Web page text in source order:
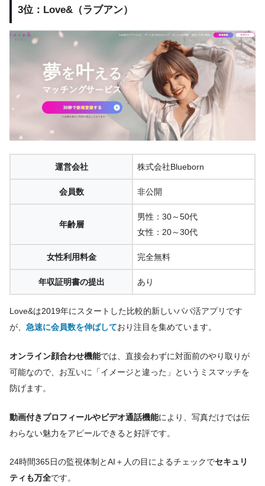
3位：Love&（ラブアン）
運営会社 株式会社Blueborn
会員数 非公開
年齢層
男性：30～50代
女性：20～30代
女性利用料金 完全無料
年収証明書の提出 あり
Love&は2019年にスタートした比較的新しいパパ活アプリです
が、 急速に会員数を伸ばしており注目を集めています。
オンライン顔合わせ機能では、直接会わずに対面前のやり取りが
可能なので、お互いに「イメージと違った」というミスマッチを
防げます。
動画付きプロフィールやビデオ通話機能により、写真だけでは伝
わらない魅力をアピールできると好評です。
24時間365日の監視体制とAI＋人の目によるチェックでセキュリ
ティも万全です。